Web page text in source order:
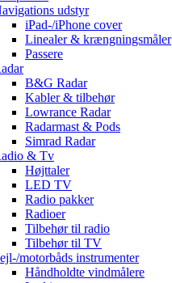
udstyr
iPad-/iPhone cover
Linealer & krængningsmåler
Passere
B&G Radar
Kabler & tilbehør
Lowrance Radar
Radarmast & Pods
Simrad Radar
& Tv
Højttaler
LED TV
Radio pakker
Radioer
Tilbehør til radio
Tilbehør til TV
motorbåds instrumenter
Håndholdte vindmålere